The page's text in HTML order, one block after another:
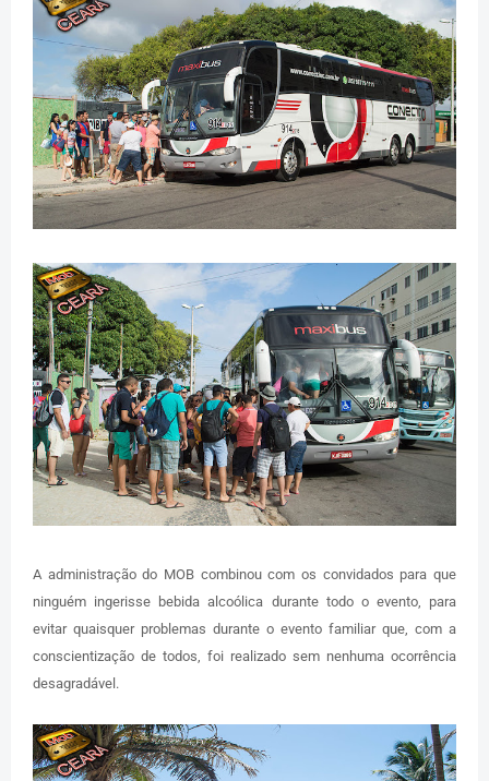
A administração do MOB combinou com os convidados para que
ninguém ingerisse bebida alcoólica durante todo o evento, para
evitar quaisquer problemas durante o evento familiar que, com a
conscientização de todos, foi realizado sem nenhuma ocorrência
desagradável.